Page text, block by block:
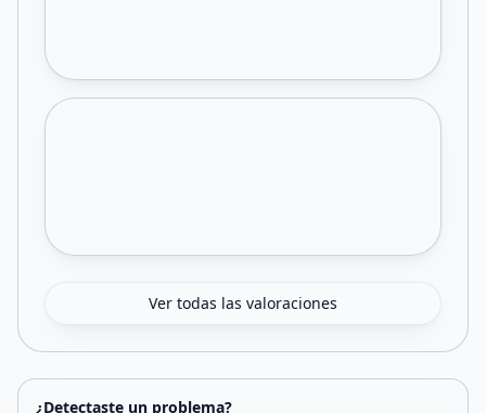
Ver todas las valoraciones
¿Detectaste un problema?